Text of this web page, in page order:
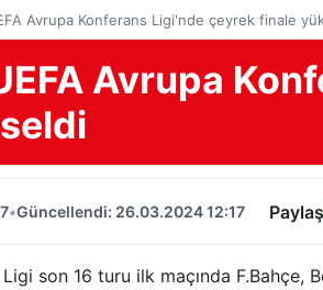
Avrupa Konferans Ligi'nde çeyrek finale
Avrupa
•Güncellendi: 26.03.2024 12:17
Ligi son 16 turu ilk maçında